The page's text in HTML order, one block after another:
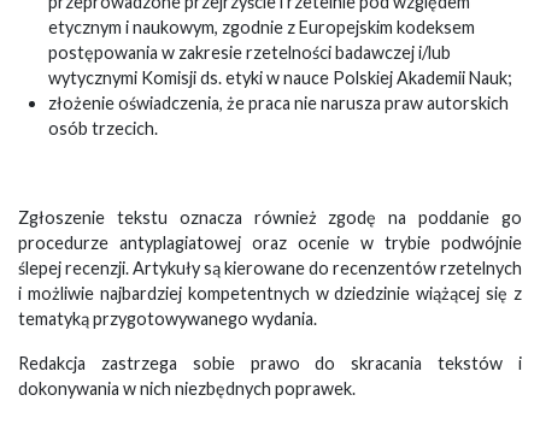
etycznym i naukowym, zgodnie z Europejskim kodeksem
postępowania w zakresie rzetelności badawczej i/lub
wytycznymi Komisji ds. etyki w nauce Polskiej Akademii Nauk;
złożenie oświadczenia, że praca nie narusza praw autorskich
osób trzecich.
Zgłoszenie tekstu oznacza również zgodę na poddanie go
procedurze antyplagiatowej oraz ocenie w trybie podwójnie
ślepej recenzji. Artykuły są kierowane do recenzentów rzetelnych
i możliwie najbardziej kompetentnych w dziedzinie wiążącej się z
tematyką przygotowywanego wydania.
Redakcja zastrzega sobie prawo do skracania tekstów i
dokonywania w nich niezbędnych poprawek.